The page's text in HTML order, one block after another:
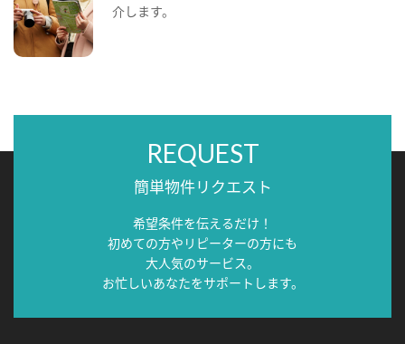
介します。
REQUEST
簡単物件リクエスト
希望条件を伝えるだけ！
初めての方やリピーターの方にも
大人気のサービス。
お忙しいあなたをサポートします。